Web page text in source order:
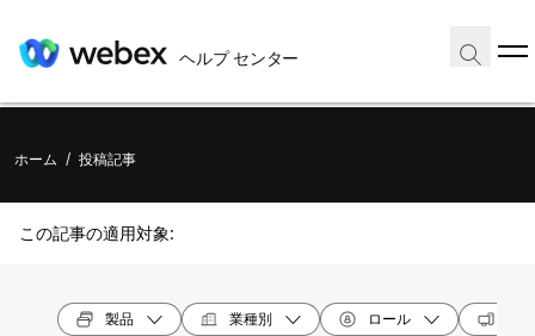
ヘルプ センター
ホーム / 投稿記事
この記事の適用対象:
製品 業種別 ロール